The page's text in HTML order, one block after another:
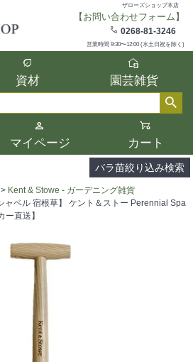
ザローズショップ本店
【お問い合わせフォーム】
0268-81-3246
営業時間 9:30〜12:00 (水土日祝を除く)
資材 園芸雑貨
マイページ カート
バラ苗絞り込み検索
条件を選択して絞り込み検索が可能
た項目全てに該当する品種のみ検索
示されます。
、カラー、ブランドなどは1つずつ選
ください。
Kent & Stowe - ガーデニング雑貨
ャベル 宿根草】 ケント＆ストー Perennial Spa
直送】